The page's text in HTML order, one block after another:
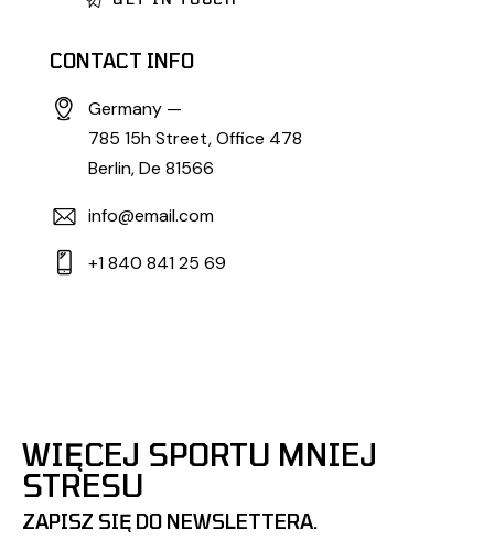
CONTACT INFO
Germany —
785 15h Street, Office 478
Berlin, De 81566
info@email.com
+1 840 841 25 69
WIĘCEJ SPORTU MNIEJ
STRESU
ZAPISZ SIĘ DO NEWSLETTERA.